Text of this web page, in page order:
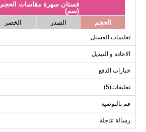
فستان سهرة مقاسات الحجم
(سم)
الحجم
الصدر الخصر
38
42
100
82
44
46
48
50
116
100
52
120
102
تعليمات الغسيل
الاعادة و التبديل
خيارات الدفع
تعليقات(5)
قم بالتوصية
رسالة عاجلة